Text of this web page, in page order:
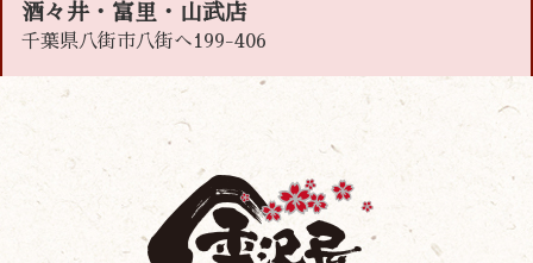
酒々井・富里・山武店
千葉県八街市八街へ199-406